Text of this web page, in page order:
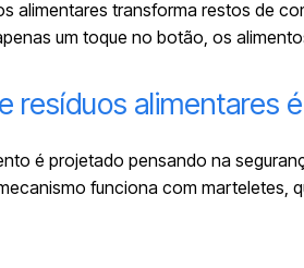
alimentares transforma restos de
um toque no botão, os
resíduos alimentares
é projetado pensando na
funciona com marteletes,